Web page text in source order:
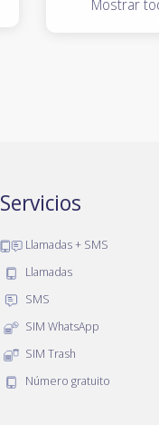
Mostrar
Servicios
Llamadas + SMS
Llamadas
SMS
SIM WhatsApp
SIM Trash
Número gratuito